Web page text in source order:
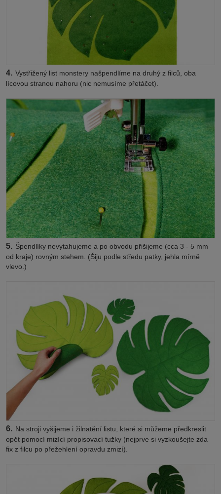
4. Vystřižený list monstery našpendlíme na druhý z filců, oba
lícovou stranou nahoru (nic nemusíme přetáčet).
5. Špendlíky nevytahujeme a po obvodu přišijeme (cca 3 - 5 mm
od kraje) rovným stehem. (Šiju podle středu patky, jehla mírně
vlevo.)
6. Na stroji vyšijeme i žilnatění listu, které si můžeme předkreslit
opět pomocí mizící propisovací tužky (nejprve si vyzkoušejte zda
fix z filcu po přežehlení opravdu zmizí).